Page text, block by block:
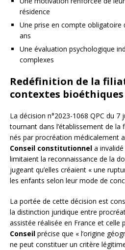
résidence
Une prise en compte obligatoire
ans
Une évaluation psychologique
complexes
Redéfinition de la
contextes
La décision n°2023-1068 QPC du 7
tournant dans l’établissement de
nés par procréation médicalement
Conseil constitutionnel a
limitaient la reconnaissance de la
jugeant qu’elles créaient « une
les enfants selon leur mode de
La portée de cette décision est
la distinction juridique entre
assistée réalisée en France et celle
Conseil précise que « l’origine
ne peut constituer un critère